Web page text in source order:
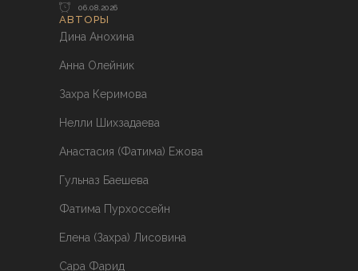
06.08.2026
АВТОРЫ
Дина Анохина
Анна Олейник
Захра Керимова
Нелли Шихзадаева
Анастасия (Фатима) Ежова
Гульназ Баешева
Фатима Пурхоссейн
Елена (Захра) Лисовина
Сара Фарид